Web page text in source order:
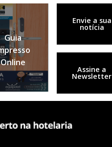
Guia
Online
Envie a sua
notícia
Assine a
Newsletter